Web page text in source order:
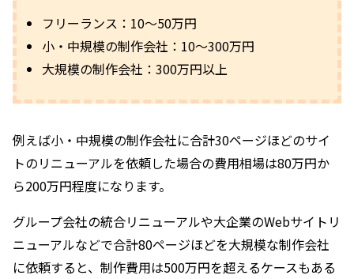
フリーランス：10～50万円
小・中規模の制作会社：10～300万円
大規模の制作会社：300万円以上
例えば小・中規模の制作会社に合計30ページほどのサイ
トのリニューアルを依頼した場合の費用相場は80万円か
ら200万円程度になります。
グループ会社の統合リニューアルや大企業のWebサイトリ
ニューアルなどで合計80ページほどを大規模な制作会社
に依頼すると、制作費用は500万円を超えるケースもある